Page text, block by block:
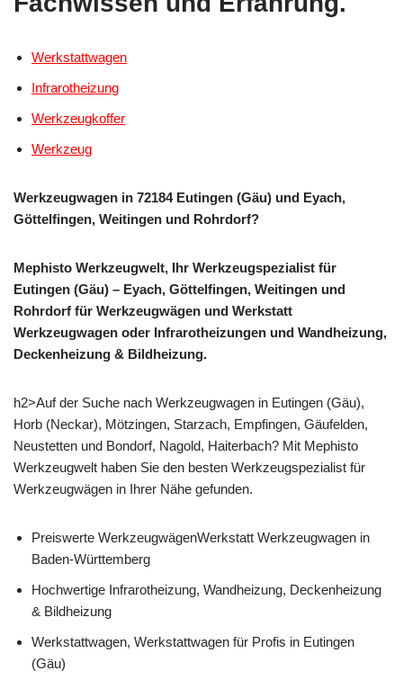
Werkstattwagen
Infrarotheizung
Werkzeugkoffer
Werkzeug
Werkzeugwagen in 72184 Eutingen (Gäu) und Eyach,
Göttelfingen, Weitingen und Rohrdorf?
Mephisto Werkzeugwelt, Ihr Werkzeugspezialist für
Eutingen (Gäu) – Eyach, Göttelfingen, Weitingen und
Rohrdorf für Werkzeugwägen und Werkstatt
Werkzeugwagen oder Infrarotheizungen und Wandheizung,
Deckenheizung & Bildheizung.
h2>Auf der Suche nach Werkzeugwagen in Eutingen (Gäu),
Horb (Neckar), Mötzingen, Starzach, Empfingen, Gäufelden,
Neustetten und Bondorf, Nagold, Haiterbach? Mit Mephisto
Werkzeugwelt haben Sie den besten Werkzeugspezialist für
Werkzeugwägen in Ihrer Nähe gefunden.
Preiswerte WerkzeugwägenWerkstatt Werkzeugwagen in
Baden-Württemberg
Hochwertige Infrarotheizung, Wandheizung, Deckenheizung
& Bildheizung
Werkstattwagen, Werkstattwagen für Profis in Eutingen
(Gäu)